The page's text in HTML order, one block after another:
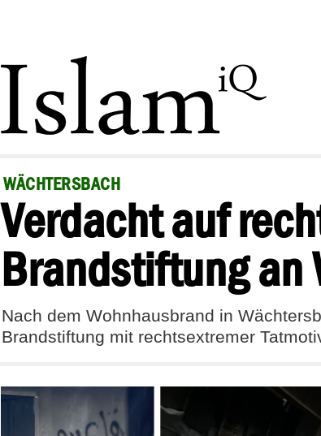
WÄCHTERSBACH
Verdacht auf
Brandstiftung an
Nach dem Wohnhausbrand in
Brandstiftung mit rechtsextremer